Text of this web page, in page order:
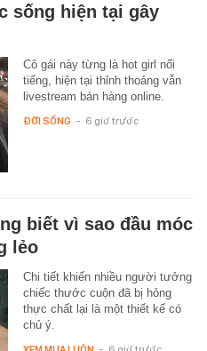
sống hiện tại gây
Cô gái này từng là hot girl nổi
tiếng, hiện tại thỉnh thoảng vẫn
livestream bán hàng online.
ĐỜI SỐNG - 6 giờ trước
biết vì sao đầu móc
lẻo
Chi tiết khiến nhiều người tưởng
chiếc thước cuộn đã bị hỏng
thực chất lại là một thiết kế có
chủ ý.